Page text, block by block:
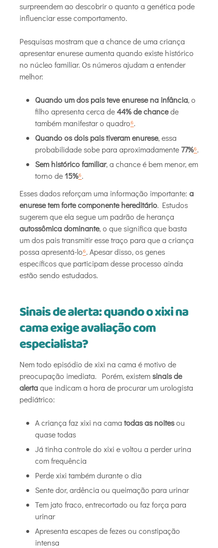
surpreendem ao descobrir o quanto a genética pode
influenciar esse comportamento.
Pesquisas mostram que a chance de uma criança
apresentar enurese aumenta quando existe histórico
no núcleo familiar. Os números ajudam a entender
melhor:
Quando um dos pais teve enurese na infância, o
filho apresenta cerca de44% de chancede
também manifestar o quadro⁶.
Quando os dois pais tiveram enurese, essa
probabilidade sobe para aproximadamente77%⁶.
Sem histórico familiar, a chance é bem menor, em
torno de15%⁶.
Esses dados reforçam uma informação importante: a
enurese tem forte componente hereditário. Estudos
sugerem que ela segue um padrão de herança
autossômica dominante, o que significa que basta
um dos pais transmitir esse traço para que a criança
possa apresentá-lo⁶. Apesar disso, os genes
específicos que participam desse processo ainda
estão sendo estudados.
Sinais de alerta: quando o xixi na
cama exige avaliação com
especialista?
Nem todo episódio de xixi na cama é motivo de
preocupação imediata. Porém, existemsinais de
alertaque indicam a hora de procurar um urologista
pediátrico:
A criança faz xixi na cama todas as noitesou
quase todas
Já tinha controle do xixi e voltou a perder urina
com frequência
Perde xixi também durante o dia
Sente dor, ardência ou queimação para urinar
Tem jato fraco, entrecortado ou faz força para
urinar
Apresenta escapes de fezes ou constipação
intensa